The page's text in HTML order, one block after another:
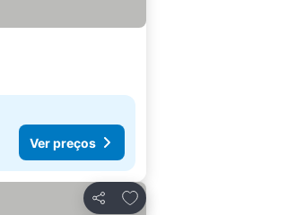
Ver preços
Partilhar
Adicionar aos favoritos